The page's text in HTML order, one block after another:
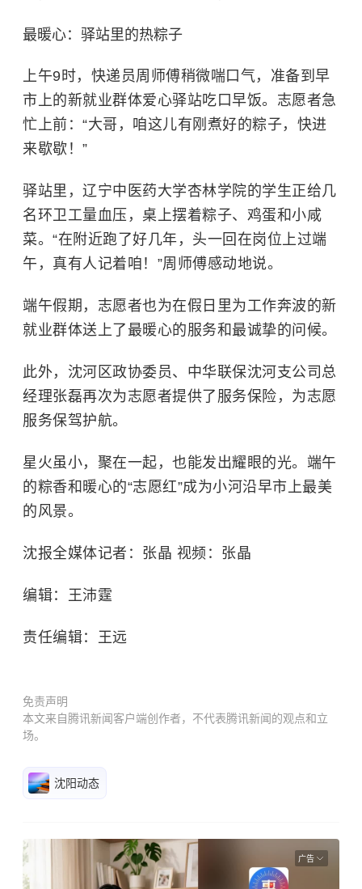
最暖心：驿站里的热粽子
上午9时，快递员周师傅稍微喘口气，准备到早
市上的新就业群体爱心驿站吃口早饭。志愿者急
忙上前：“大哥，咱这儿有刚煮好的粽子，快进
来歇歇！”
驿站里，辽宁中医药大学杏林学院的学生正给几
名环卫工量血压，桌上摆着粽子、鸡蛋和小咸
菜。“在附近跑了好几年，头一回在岗位上过端
午，真有人记着咱！”周师傅感动地说。
端午假期，志愿者也为在假日里为工作奔波的新
就业群体送上了最暖心的服务和最诚挚的问候。
此外，沈河区政协委员、中华联保沈河支公司总
经理张磊再次为志愿者提供了服务保险，为志愿
服务保驾护航。
星火虽小，聚在一起，也能发出耀眼的光。端午
的粽香和暖心的“志愿红”成为小河沿早市上最美
的风景。
沈报全媒体记者：张晶 视频：张晶
编辑：王沛霆
责任编辑：王远
免责声明
本文来自腾讯新闻客户端创作者，不代表腾讯新闻的观点和立
场。
沈阳动态
广告